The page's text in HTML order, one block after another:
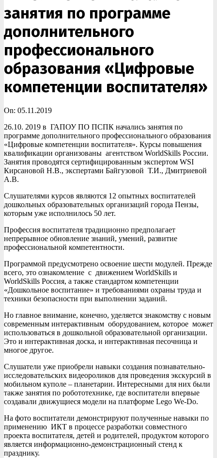
занятия по программе
дополнительного
профессионального
образования «Цифровые
компетенции воспитателя»
On: 05.11.2019
26.10. 2019 в ГАПОУ ПО ПСПК начались занятия по
программе дополнительного профессионального образования
«Цифровые компетенции воспитателя». Курсы повышения
квалификации организованы агентством WorldSkills России.
Занятия проводятся сертифицированным экспертом WSI
Кирсановой Н.В., экспертами Байгузовой Т.И., Дмитриевой
А.В.
Слушателями курсов являются 12 опытных воспитателей
дошкольных образовательных организаций города Пензы,
которым уже исполнилось 50 лет.
Профессия воспитателя традиционно предполагает
непрерывное обновление знаний, умений, развитие
профессиональной компетентности.
Программой предусмотрено освоение шести модулей. Прежде
всего, это ознакомление с движением WorldSkills и
WorldSkills Россия, а также стандартом компетенции
«Дошкольное воспитание» и требованиями охраны труда и
техники безопасности при выполнении заданий.
Но главное внимание, конечно, уделяется знакомству с новым
современным интерактивным оборудованием, которое может
использоваться в дошкольной образовательной организации.
Это и интерактивная доска, и интерактивная песочница и
многое другое.
Слушатели уже приобрели навыки создания познавательно-
исследовательских видеороликов для проведения экскурсий в
мобильном куполе – планетарии. Интересными для них были
также занятия по робототехнике, где воспитатели впервые
создавали движущиеся модели на платформе Lego We-Do.
На фото воспитатели демонстрируют полученные навыки по
применению ИКТ в процессе разработки совместного
проекта воспитателя, детей и родителей, продуктом которого
является информационно-демонстрационный стенд к
празднику.